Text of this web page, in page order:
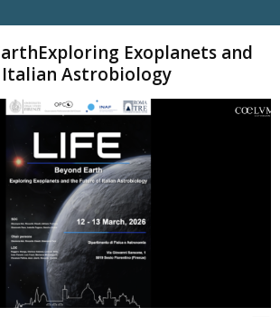
Exoplanets and
Astrobiology